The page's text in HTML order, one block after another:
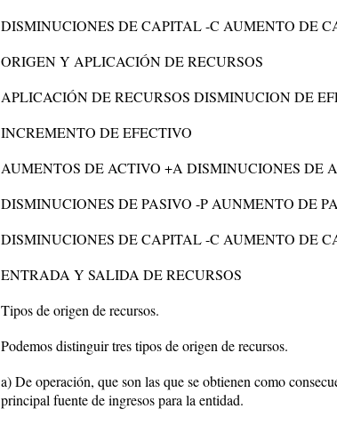
DISMINUCIONES DE CAPITAL -C AUMENTO DE
ORIGEN Y APLICACIÓN DE RECURSOS
APLICACIÓN DE RECURSOS DISMINUCION DE
INCREMENTO DE EFECTIVO
AUMENTOS DE ACTIVO +A DISMINUCIONES DE
DISMINUCIONES DE PASIVO -P AUNMENTO DE
DISMINUCIONES DE CAPITAL -C AUMENTO DE
ENTRADA Y SALIDA DE RECURSOS
Tipos de origen de recursos.
Podemos distinguir tres tipos de origen de recursos.
a) De operación, que son las que se obtienen como
principal fuente de ingresos para la entidad.